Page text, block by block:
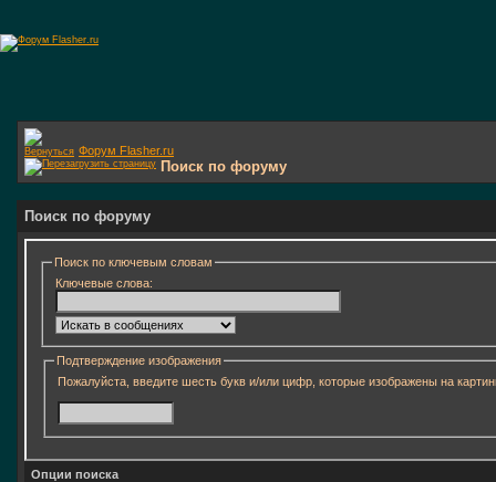
Форум Flasher.ru
Поиск по форуму
Поиск по форуму
Поиск по ключевым словам
Ключевые слова:
Подтверждение изображения
Пожалуйста, введите шесть букв и/или цифр, которые изображены на
Опции поиска